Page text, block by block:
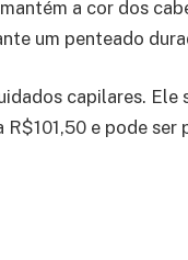
a cor dos
um penteado
capilares.
e pode ser